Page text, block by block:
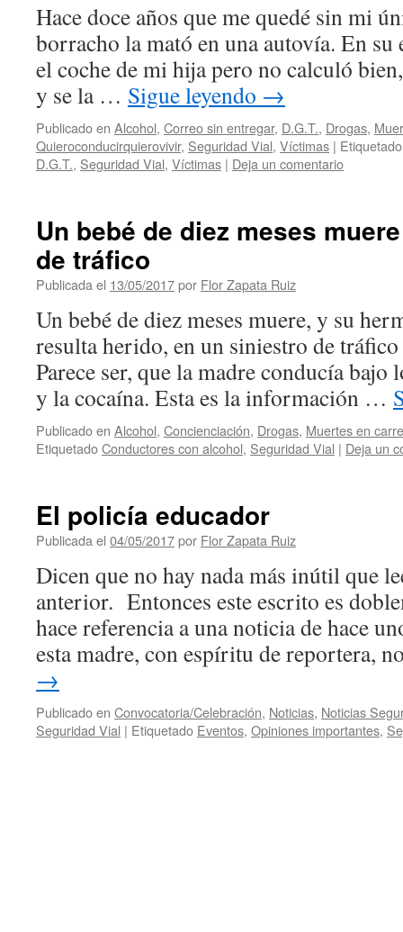
Hace doce años que me quedé sin mi
borracho la mató en una autovía. En su
el coche de mi hija pero no calculó
y se la … Sigue leyendo →
Publicado en Alcohol, Correo sin entregar, D.G.T., Drogas,
Quieroconducirquierovivir, Seguridad Vial, Víctimas | Etiquetado
D.G.T., Seguridad Vial, Víctimas | Deja un comentario
Un bebé de diez meses
de tráfico
Publicada el 13/05/2017por Flor Zapata Ruiz
Un bebé de diez meses muere, y su
resulta herido, en un siniestro de
Parece ser, que la madre conducía bajo
y la cocaína. Esta es la información …
Publicado en Alcohol, Concienciación, Drogas, Muertes en
EtiquetadoConductores con alcohol, Seguridad Vial | Deja un
El policía educador
Publicada el 04/05/2017por Flor Zapata Ruiz
Dicen que no hay nada más inútil que
anterior. Entonces este escrito es
hace referencia a una noticia de hace
esta madre, con espíritu de reportera,
→
Publicado en Convocatoria/Celebración, Noticias, Noticias
Seguridad Vial | Etiquetado Eventos, Opiniones importantes,